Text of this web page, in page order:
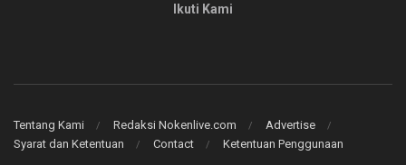
Ikuti Kami
Tentang Kami Redaksi Nokenlive.com
Advertise
Syarat dan Ketentuan
Contact Ketentuan Penggunaan